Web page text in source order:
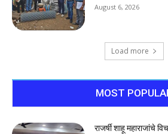
August 6, 2026
Load more
MOST
राजर्षी शाहू महाराजांचे